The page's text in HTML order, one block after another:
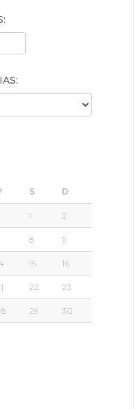
S D
1 2
8 9
15 16
22 23
29 30